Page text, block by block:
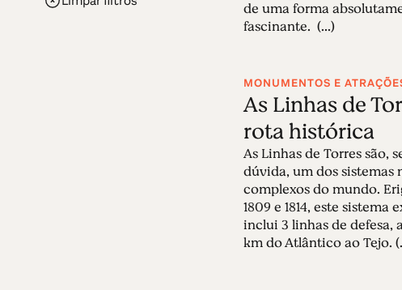
de uma forma
fascinante. (...)
MONUMENTOS E
As Linhas de
rota histórica
As Linhas de Torres são,
dúvida, um dos sistemas
complexos do mundo.
1809 e 1814, este
inclui 3 linhas de defesa,
km do Atlântico ao Tejo.